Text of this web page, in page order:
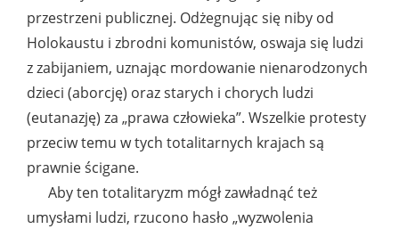
przestrzeni publicznej. Odżegnując się niby od
Holokaustu i zbrodni komunistów, oswaja się ludzi
z zabijaniem, uznając mordowanie nienarodzonych
dzieci (aborcję) oraz starych i chorych ludzi
(eutanazję) za „prawa człowieka”. Wszelkie protesty
przeciw temu w tych totalitarnych krajach są
prawnie ścigane.
Aby ten totalitaryzm mógł zawładnąć też
umysłami ludzi, rzucono hasło „wyzwolenia